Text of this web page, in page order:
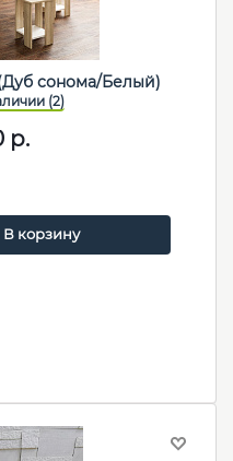
сонома/Белый)
р.
В корзину